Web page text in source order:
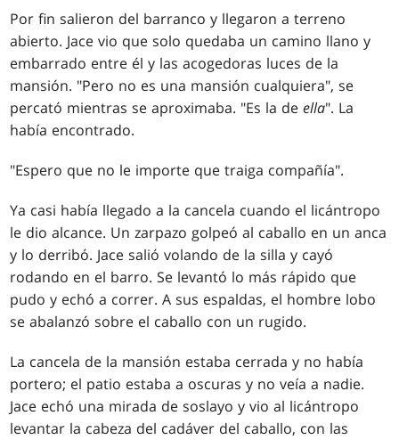
Por fin salieron del barranco y llegaron a terreno
abierto. Jace vio que solo quedaba un camino llano y
embarrado entre él y las acogedoras luces de la
mansión. "Pero no es una mansión cualquiera", se
percató mientras se aproximaba. "Es la deella". La
había encontrado.
"Espero que no le importe que traiga compañía".
Ya casi había llegado a la cancela cuando el licántropo
le dio alcance. Un zarpazo golpeó al caballo en un anca
y lo derribó. Jace salió volando de la silla y cayó
rodando en el barro. Se levantó lo más rápido que
pudo y echó a correr. A sus espaldas, el hombre lobo
se abalanzó sobre el caballo con un rugido.
La cancela de la mansión estaba cerrada y no había
portero; el patio estaba a oscuras y no veía a nadie.
Jace echó una mirada de soslayo y vio al licántropo
levantar la cabeza del cadáver del caballo, con las